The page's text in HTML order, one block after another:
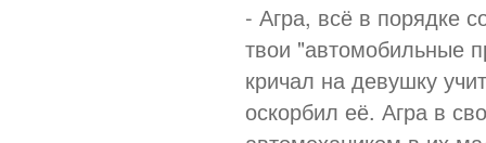
- Агра, всё в порядке
твои "автомобильные
кричал на девушку
оскорбил её. Агра в